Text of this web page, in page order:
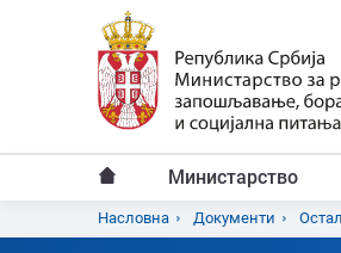
Министарство
Насловна Документи